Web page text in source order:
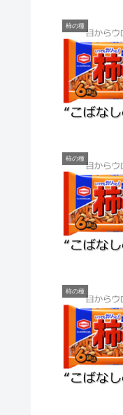
柿の種
柿の種
柿の種